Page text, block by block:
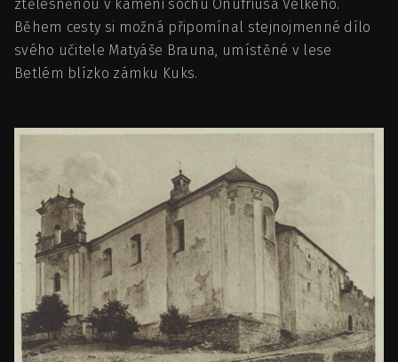
ztělesněnou v kámeni sochu Onufriusa Velkého.
Během cesty si možná připomínal stejnojmenné dílo
svého učitele Matyáše Brauna, umístěné v lese
Betlém blízko zámku Kuks.